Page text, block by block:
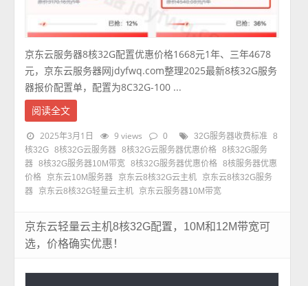
京东云服务器8核32G配置优惠价格1668元1年、三年4678
元，京东云服务器网jdyfwq.com整理2025最新8核32G服务
器报价配置单，配置为8C32G-100 ...
阅读全文
2025年3月1日 9 views 0 32G服务器收费标准
8
核32G 8核32G云服务器 8核32G云服务器优惠价格 8核32G服务
器 8核32G服务器10M带宽 8核32G服务器优惠价格 8核服务器优惠
价格
京东云10M服务器 京东云8核32G云主机
京东云8核32G服务
器
京东云8核32G轻量云主机 京东云服务器10M带宽
京东云轻量云主机8核32G配置，10M和12M带宽可
选，价格确实优惠！